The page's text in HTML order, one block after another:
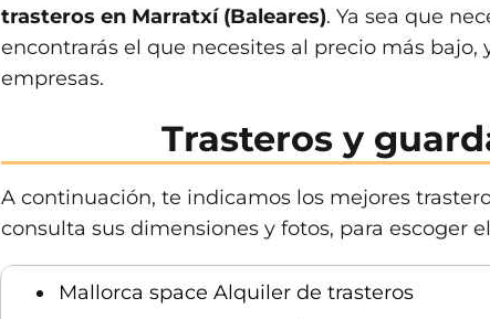
trasteros en Marratxí (Baleares). Ya sea que
encontrarás el que necesites al precio más
empresas.
Trasteros y
A continuación, te indicamos los mejores
consulta sus dimensiones y fotos, para escoger
Mallorca space Alquiler de trasteros